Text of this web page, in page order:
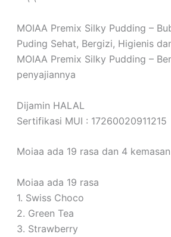
MOIAA Premix Silky Pudding –
Puding Sehat, Bergizi, Higienis
MOIAA Premix Silky Pudding –
penyajiannya
Dijamin HALAL
Sertifikasi MUI : 17260020911215
Moiaa ada 19 rasa dan 4 kemasan
Moiaa ada 19 rasa
1. Swiss Choco
2. Green Tea
3. Strawberry